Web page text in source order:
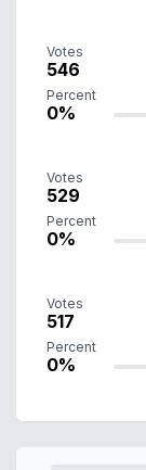
Votes
546
Percent
0%
Votes
529
Percent
0%
Votes
517
Percent
0%